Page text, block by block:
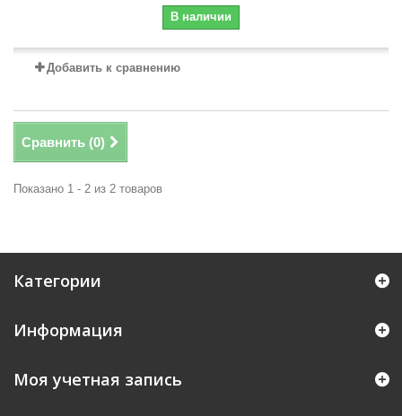
В наличии
Добавить к сравнению
Сравнить (0)
Показано 1 - 2 из 2 товаров
Категории
Информация
Моя учетная запись